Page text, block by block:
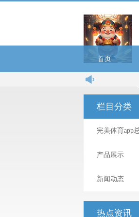
首页
栏目分类
完美体育app
产品展示
新闻动态
热点资讯